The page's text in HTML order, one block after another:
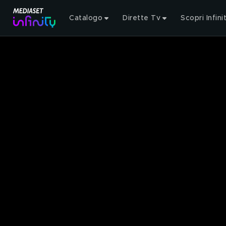
Catalogo Dirette Tv Scopri